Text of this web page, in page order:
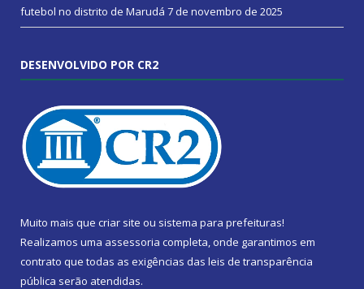
futebol no distrito de Marudá 7 de novembro de 2025
DESENVOLVIDO POR CR2
Muito mais que criar site ou sistema para prefeituras!
Realizamos uma assessoria completa, onde garantimos em
contrato que todas as exigências das leis de transparência
pública serão atendidas.